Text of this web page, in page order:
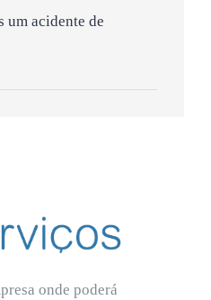
um acidente de
onde poderá